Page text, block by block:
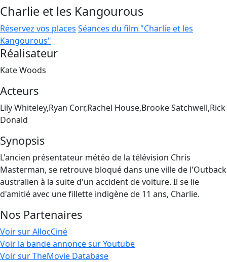
Charlie et les Kangourous
Réservez vos places Séances du film "Charlie et les
Kangourous"
Réalisateur
Kate Woods
Acteurs
Lily Whiteley,Ryan Corr,Rachel House,Brooke Satchwell,Rick
Donald
Synopsis
L'ancien présentateur météo de la télévision Chris
Masterman, se retrouve bloqué dans une ville de l'Outback
australien à la suite d'un accident de voiture. Il se lie
d'amitié avec une fillette indigène de 11 ans, Charlie.
Nos Partenaires
Voir sur AllocCiné
Voir la bande annonce sur Youtube
Voir sur TheMovie Database